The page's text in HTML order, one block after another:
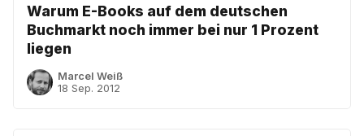
Warum E-Books auf dem deutschen
Buchmarkt noch immer bei nur 1 Prozent
liegen
Marcel Weiß
18 Sep. 2012